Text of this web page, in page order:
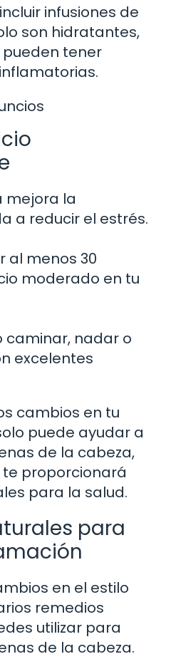
infusiones de
son hidratantes,
tener
mejora la
a reducir el estrés.
al menos 30
moderado en tu
caminar, nadar o
excelentes
cambios en tu
puede ayudar a
de la cabeza,
proporcionará
para la salud.
para
en el estilo
remedios
utilizar para
de la cabeza.